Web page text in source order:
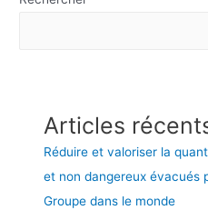
Articles
Réduire et valoriser la
et non dangereux évacués
Groupe dans le monde